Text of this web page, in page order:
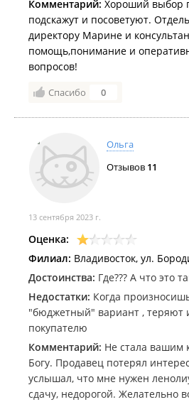
Комментарий: Хороший выбор
подскажут и посоветуют.
директору Марине и
помощь,понимание и
вопросов!
Спасибо 0
Ольга
Отзывов 11
13 сентября 2023 г.
Оценка:
Филиал: Владивосток, ул.
Достоинства: Где??? А что это
Недостатки: Когда
"бюджетный" вариант , теряют
покупателю
Комментарий: Не стала вашим
Богу. Продавец потерял
услышал, что мне нужен
сдачу, недорогой. Желательно